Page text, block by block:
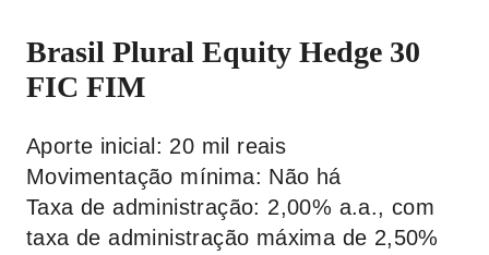
Brasil Plural Equity Hedge 30
FIC FIM
Aporte inicial: 20 mil reais
Movimentação mínima: Não há
Taxa de administração: 2,00% a.a., com
taxa de administração máxima de 2,50%